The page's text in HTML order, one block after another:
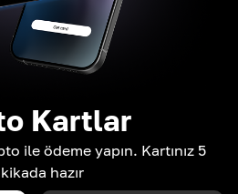
Kartlar
ile ödeme yapın. Kartınız 5
hazır